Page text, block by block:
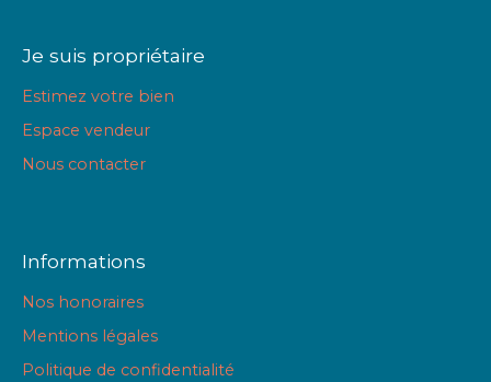
Je suis propriétaire
Estimez votre bien
Espace vendeur
Nous contacter
Informations
Nos honoraires
Mentions légales
Politique de confidentialité